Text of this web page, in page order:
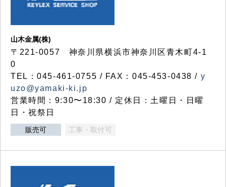
山木金属(株)
〒221-0057 神奈川県横浜市神奈川区青木町4-1
0
TEL：045-461-0755 / FAX：045-453-0438 / y
uzo@yamaki-ki.jp
営業時間：9:30〜18:30 / 定休日：土曜日・日曜
日・祝祭日
販売可 工事・取付可